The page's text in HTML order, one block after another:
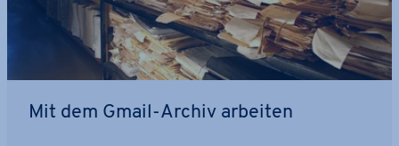
Mit dem Gmail-Archiv arbeiten